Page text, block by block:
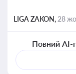
LIGA ZAKON, 28
Повний AI-